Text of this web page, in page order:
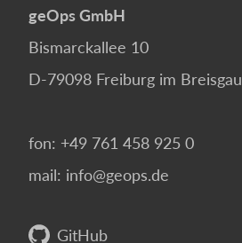
geOps GmbH
Bismarckallee 10
D-79098 Freiburg im Breisgau
fon: +49 761 458 925 0
mail: info@geops.de
GitHub